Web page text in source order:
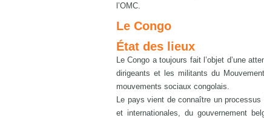
l’OMC.
Le Congo
État des lieux
Le Congo a toujours fait l’objet d’une
dirigeants et les militants du
mouvements sociaux congolais.
Le pays vient de connaître un
et internationales, du gouvernement